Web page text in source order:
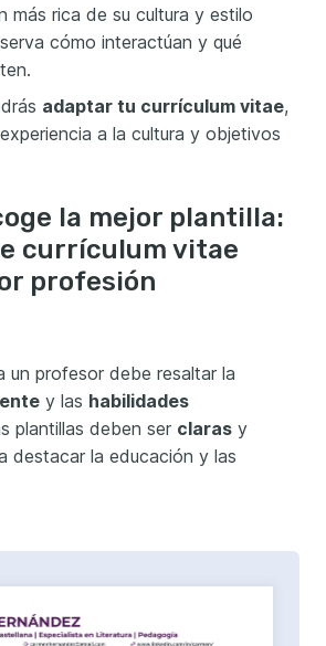
más rica de su cultura y estilo
cómo interactúan y qué
adaptar tu currículum vitae,
a la cultura y objetivos
la mejor plantilla:
currículum vitae
profesión
un profesor debe resaltar la
y las habilidades
plantillas deben ser claras y
destacar la educación y las